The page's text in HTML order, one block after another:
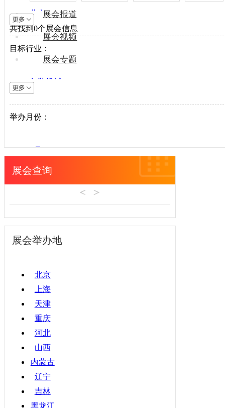
展会报道
展会视频
展会专题
共找到0个展会信息
北京
上海
天津
重庆
山西
内蒙古
辽宁
黑龙江
江苏
江西
山东
河南
湖北
湖南
广东
广西
海南
四川
贵州
云南
西藏
陕西
目标行业：
包装机械
电梯设备
电子制造
供水处理
轨道交通
机床工具
建材机械
暖通空调
汽车制造
橡塑机械
烟草机械
医疗设备
印刷机械
举办月份：
1月
2月
6月
7月
8月
9月
10月
11月
12月
展会查询
展会举办地
北京
上海
天津
重庆
河北
山西
内蒙古
辽宁
吉林
黑龙江